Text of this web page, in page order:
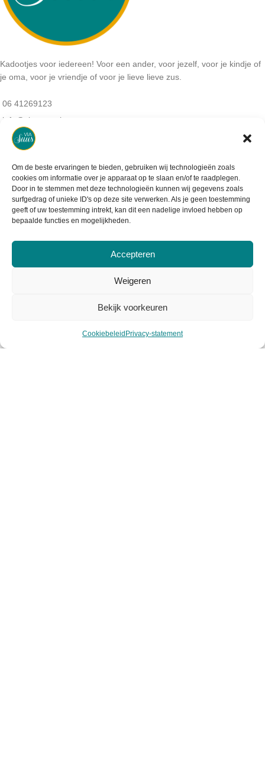
Om de beste ervaringen te bieden, gebruiken wij technologieën zoals
cookies om informatie over je apparaat op te slaan en/of te raadplegen.
Door in te stemmen met deze technologieën kunnen wij gegevens zoals
surfgedrag of unieke ID's op deze site verwerken. Als je geen toestemming
geeft of uw toestemming intrekt, kan dit een nadelige invloed hebben op
bepaalde functies en mogelijkheden.
Accepteren
Weigeren
Bekijk voorkeuren
Cookiebeleid Privacy-statement
Kadootjes voor iedereen! Voor een ander, voor jezelf, voor je kindje of
je oma, voor je vriendje of voor je lieve lieve zus.
06 41269123
info@viasuus.nl
NB: Geen bezoekadres:
De haar 9
KVK-nummer: 64405745
BTW-nummer: NL001952488B07
Informatie